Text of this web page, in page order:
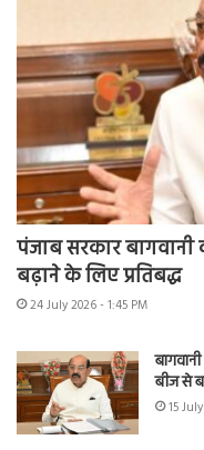
पंजाब सरकार
बढ़ाने के लिए प्रतिबद्ध
24 July 2026 - 1:45 PM
बीज से
15